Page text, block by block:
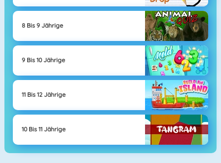
8 Bis 9 Jährige
9 Bis 10 Jährige
11 Bis 12 Jährige
10 Bis 11 Jährige